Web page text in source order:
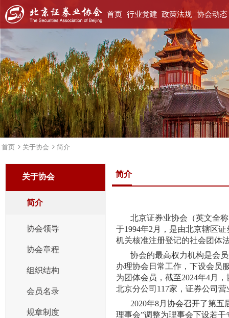
首页 行业党建 政策法规 协会动态
首页 关于协会 简介
关于协会
简介
协会领导
协会章程
组织结构
会员名录
规章制度
简介
北京证券业协会（英文全
于1994年2月，是由北京辖区
机关核准注册登记的社会团体
协会的最高权力机构是会
办理协会日常工作，下设会员
为团体会员，截至2024年4月
北京分公司117家，证券公司
2020年8月协会召开了第
理事会”调整为理事会下设若